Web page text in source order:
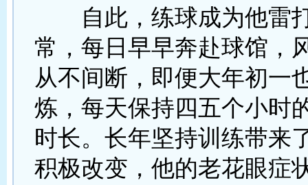
自此，练球成为他雷
常，每日早早奔赴球馆，
从不间断，即便大年初一
炼，每天保持四五个小时
时长。长年坚持训练带来
积极改变，他的老花眼症